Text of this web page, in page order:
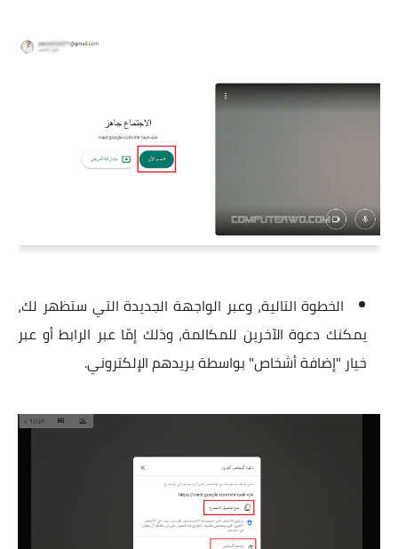
الخطوة التالية، وعبر الواجهة الجديدة التي ستظهر لك،
يمكنك دعوة الآخرين للمكالمة، وذلك إمّا عبر الرابط أو عبر
خيار "إضافة أشخاص" بواسطة بريدهم الإلكتروني.